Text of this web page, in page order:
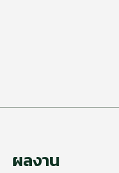
ผลงาน